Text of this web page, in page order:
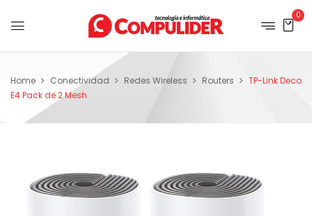
0
Home Conectividad Redes Wireless Routers
TP-Link Deco
E4 Pack de 2 Mesh